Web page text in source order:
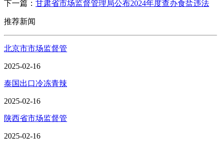
下一篇： 甘肃省市场监督管理局公布2024年度查办食盐违法
推荐新闻
北京市市场监督管
2025-02-16
泰国出口冷冻青辣
2025-02-16
陕西省市场监督管
2025-02-16